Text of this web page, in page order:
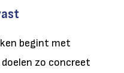
begint met
zo concreet